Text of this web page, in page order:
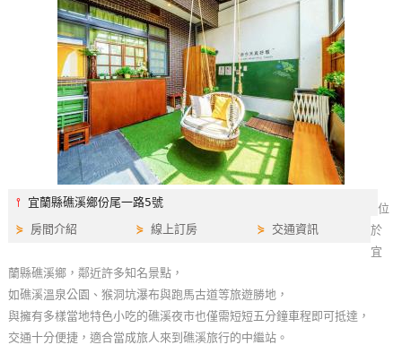
你
玩
玩
樂
地
⫯ 宜蘭縣礁溪鄉份尾一路5號
⋟ 房間介紹 ⋟線上訂房 ⋟ 交通資訊
位
於
宜
蘭縣礁溪鄉，鄰近許多知名景點，
如礁溪溫泉公園、猴洞坑瀑布與跑馬古道等旅遊勝地，
與擁有多樣當地特色小吃的礁溪夜市也僅需短短五分鐘車程即可抵達，
交通十分便捷，適合當成旅人來到礁溪旅行的中繼站。